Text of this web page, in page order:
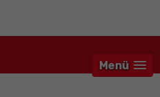
Menü